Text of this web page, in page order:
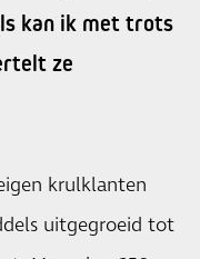
kan ik met trots
ze
krulklanten
uitgegroeid tot